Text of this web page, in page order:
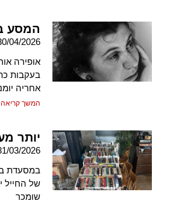
המסע
04/2026
אופירה
בעקבות
אחריה
המשך
יותר
03/2026
במסעדת
של החייל
שומכר